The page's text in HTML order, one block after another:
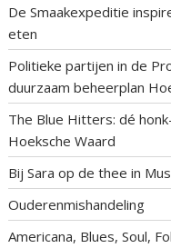
De Smaakexpeditie
eten
Politieke partijen in de
duurzaam beheerplan
The Blue Hitters: dé
Hoeksche Waard
Bij Sara op de thee in
Ouderenmishandeling
Americana, Blues, Soul,